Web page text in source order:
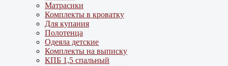
Матрасики
Комплекты в кроватку
Для купания
Полотенца
Одеяла детские
Комплекты на выписку
КПБ 1,5 спальный